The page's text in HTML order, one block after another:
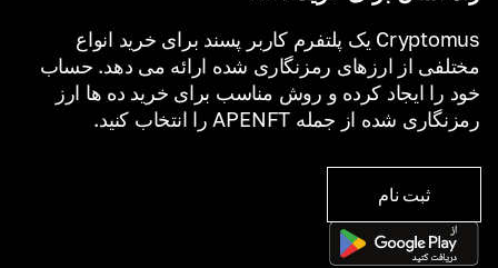
Cryptomus یک پلتفرم کاربر پسند برای خرید انواع
مختلفی از ارزهای رمزنگاری شده ارائه می دهد. حساب
خود را ایجاد کرده و روش مناسب برای خرید ده ها ارز
رمزنگاری شده از جمله APENFT را انتخاب کنید.
ثبت نام